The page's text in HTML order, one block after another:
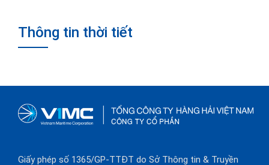
Thông tin thời tiết
Giấy phép số 1365/GP-TTĐT do Sở Thông tin & Truyền